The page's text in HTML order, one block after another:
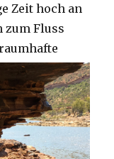
Zeit hoch an
zum Fluss
umhafte